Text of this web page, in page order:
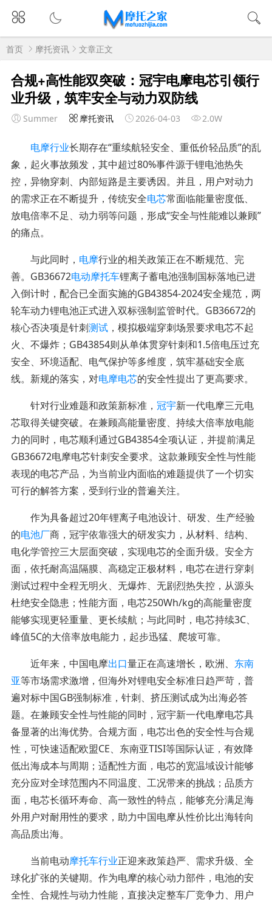
首页 摩托资讯 文章正文
合规+高性能双突破：冠宇电摩电芯引领行
业升级，筑牢安全与动力双防线
Summer 摩托资讯 2026-04-03 2.0W
电摩行业长期存在“重续航轻安全、重低价轻品质”的乱
象，起火事故频发，其中超过80%事件源于锂电池热失
控，异物穿刺、内部短路是主要诱因。并且，用户对动力
的需求正在不断提升，传统安全电芯常面临能量密度低、
放电倍率不足、动力弱等问题，形成“安全与性能难以兼顾”
的痛点。
与此同时， 电摩行业的相关政策正在不断规范、完
善。GB36672电动摩托车锂离子蓄电池强制国标落地已进
入倒计时，配合已全面实施的GB43854-2024安全规范，两
轮车动力锂电池正式进入双标强制监管时代。GB36672的
核心否决项是针刺测试，模拟极端穿刺场景要求电芯不起
火、不爆炸；GB43854则从单体贯穿针刺和1.5倍电压过充
安全、环境适配、电气保护等多维度，筑牢基础安全底
线。新规的落实，对电摩电芯的安全性提出了更高要求。
针对行业难题和政策新标准， 冠宇新一代电摩三元电
芯取得关键突破。在兼顾高能量密度、持续大倍率放电能
力的同时，电芯顺利通过GB43854全项认证，并提前满足
GB36672电摩电芯针刺安全要求。这款兼顾安全性与性能
表现的电芯产品，为当前业内面临的难题提供了一个切实
可行的解答方案，受到行业的普遍关注。
作为具备超过20年锂离子电池设计、研发、生产经验
的电池厂商，冠宇依靠强大的研发实力，从材料、结构、
电化学管控三大层面突破，实现电芯的全面升级。安全方
面，依托耐高温隔膜、高稳定正极材料，电芯在进行穿刺
测试过程中全程无明火、无爆炸、无剧烈热失控，从源头
杜绝安全隐患；性能方面，电芯250Wh/kg的高能量密度
能够实现更轻重量、更长续航；与此同时，电芯持续3C、
峰值5C的大倍率放电能力，起步迅猛、爬坡可靠。
近年来，中国电摩出口量正在高速增长，欧洲、 东南
亚等市场需求激增，但海外对锂电安全标准日趋严苛，普
遍对标中国GB强制标准，针刺、挤压测试成为出海必答
题。在兼顾安全性与性能的同时，冠宇新一代电摩电芯具
备显著的出海优势。合规方面，电芯出色的安全性与合规
性，可快速适配欧盟CE、东南亚TISI等国际认证，有效降
低出海成本与周期；适配性方面，电芯的宽温域设计能够
充分应对全球范围内不同温度、工况带来的挑战；品质方
面，电芯长循环寿命、高一致性的特点，能够充分满足海
外用户对耐用性的要求，助力中国电摩从性价比出海转向
高品质出海。
当前电动摩托车行业正迎来政策趋严、需求升级、全
球化扩张的关键期。作为电摩的核心动力部件，电池的安
全性、合规性与动力性能，直接决定整车厂竞争力、用户